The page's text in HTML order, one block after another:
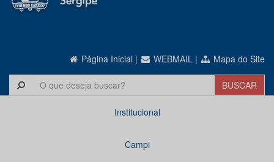
Página Inicial | WEBMAIL | Mapa do Site
Institucional
Campi